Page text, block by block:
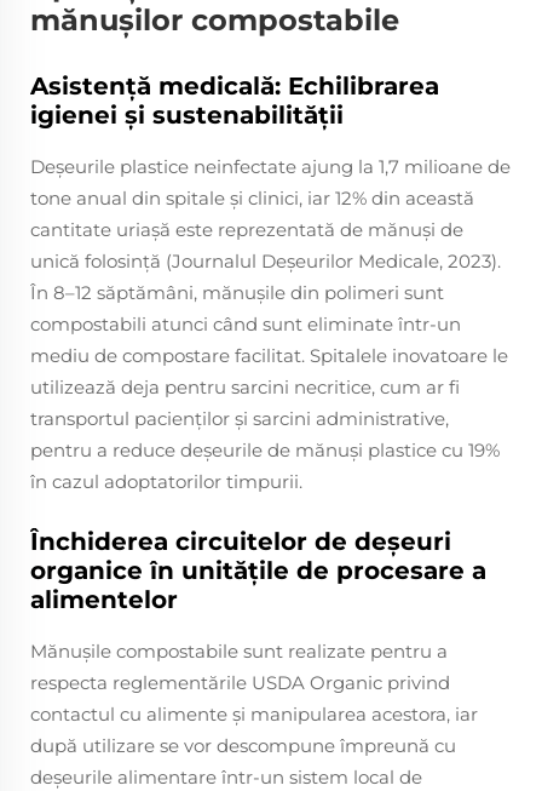
mănușilor compostabile
Asistență medicală: Echilibrarea
igienei și sustenabilității
Deșeurile plastice neinfectate ajung la 1,7 milioane de
tone anual din spitale și clinici, iar 12% din această
cantitate uriașă este reprezentată de mănuși de
unică folosință (Journalul Deșeurilor Medicale, 2023).
În 8–12 săptămâni, mănușile din polimeri sunt
compostabili atunci când sunt eliminate într-un
mediu de compostare facilitat. Spitalele inovatoare le
utilizează deja pentru sarcini necritice, cum ar fi
transportul pacienților și sarcini administrative,
pentru a reduce deșeurile de mănuși plastice cu 19%
în cazul adoptatorilor timpurii.
Închiderea circuitelor de deșeuri
organice în unitățile de procesare a
alimentelor
Mănușile compostabile sunt realizate pentru a
respecta reglementările USDA Organic privind
contactul cu alimente și manipularea acestora, iar
după utilizare se vor descompune împreună cu
deșeurile alimentare într-un sistem local de